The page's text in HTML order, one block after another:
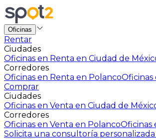
Oficinas
Rentar
Ciudades
Oficinas en Renta en Ciudad de
Corredores
Oficinas en Renta en PolancoOficinas
Comprar
Ciudades
Oficinas en Venta en Ciudad de
Corredores
Oficinas en Venta en PolancoOficinas
Solicita una consultoría